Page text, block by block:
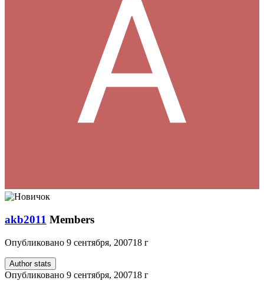
akb2011 Members
Опубликовано 9 сентября, 200718 г
Author stats
Опубликовано 9 сентября, 200718 г